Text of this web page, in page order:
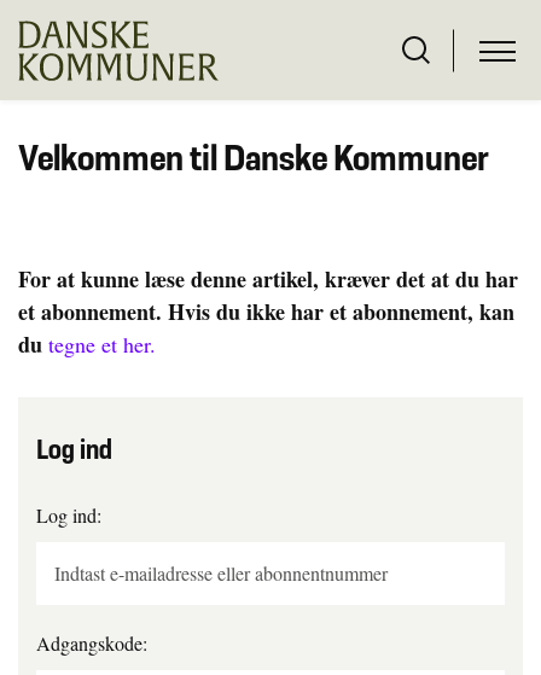
Velkommen til Danske Kommuner
For at kunne læse denne artikel, kræver det at du har
et abonnement. Hvis du ikke har et abonnement, kan
du tegne et her.
Log ind
Log ind:
Adgangskode: